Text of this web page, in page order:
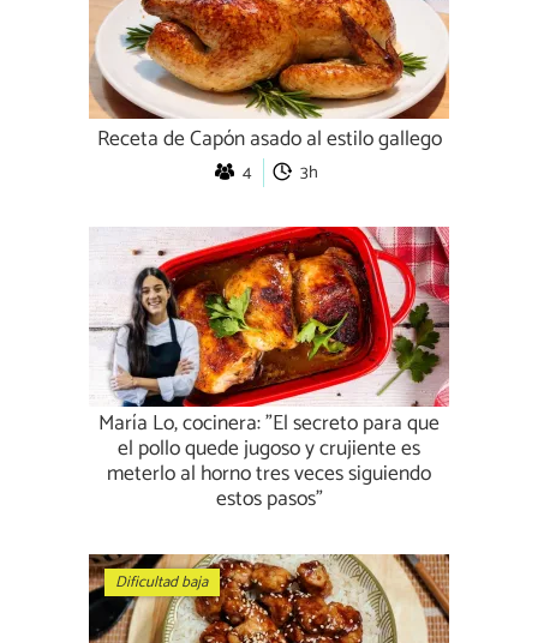
Receta de Capón asado al estilo gallego
4 3h
María Lo, cocinera: "El secreto para que
el pollo quede jugoso y crujiente es
meterlo al horno tres veces siguiendo
estos pasos"
Dificultad baja